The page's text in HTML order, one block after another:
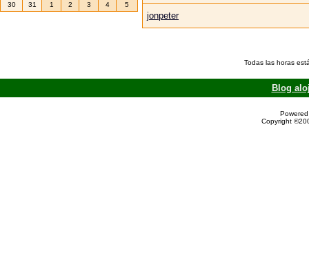
jonpeter
30
31 1 2 3 4 5
Todas las horas
Blog
Copyright